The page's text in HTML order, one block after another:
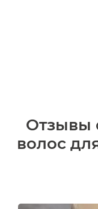
Отзывы
волос